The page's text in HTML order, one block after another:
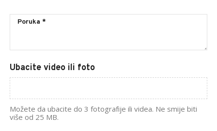
Ubacite video ili foto
Možete da ubacite do 3 fotografije ili videa. Ne smije biti
više od 25 MB.